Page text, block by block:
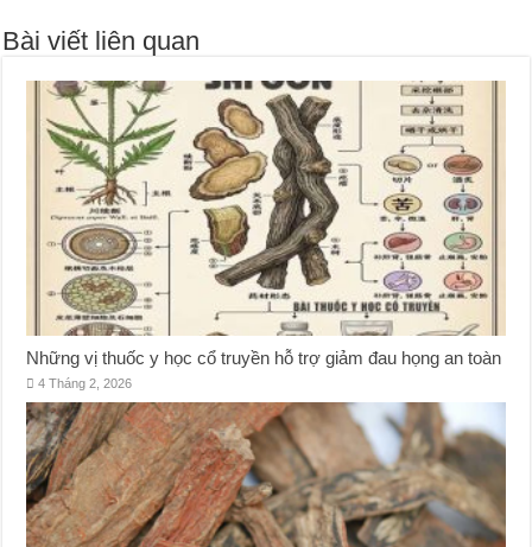
Bài viết liên quan
Những vị thuốc y học cổ truyền hỗ trợ giảm đau họng an toàn
4 Tháng 2, 2026